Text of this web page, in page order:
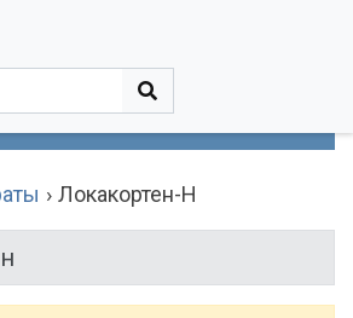
Локакортен-Н